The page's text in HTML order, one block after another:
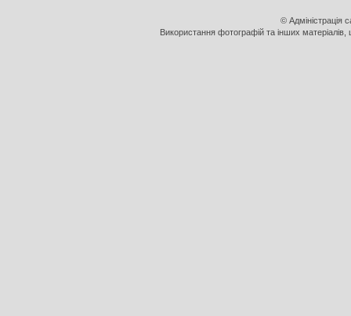
© Адміністрація
Використання фотографій та інших матеріалів,